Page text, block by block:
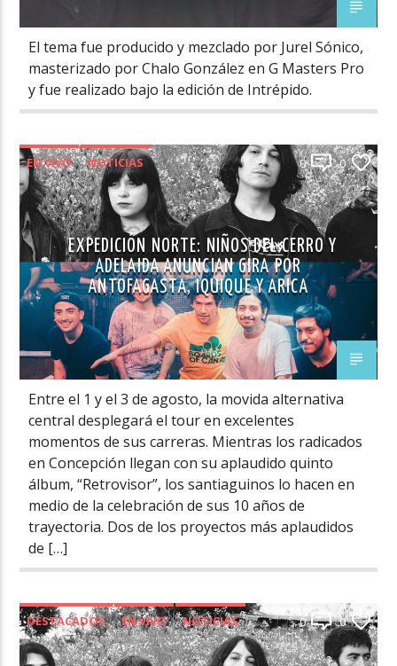
El tema fue producido y mezclado por Jurel Sónico,
masterizado por Chalo González en G Masters Pro
y fue realizado bajo la edición de Intrépido.
EN VIVO NOTICIAS 0 0
EXPEDICIÓN NORTE: NIÑOS DEL CERRO Y
ADELAIDA ANUNCIAN GIRA POR
ANTOFAGASTA, IQUIQUE Y ARICA
Entre el 1 y el 3 de agosto, la movida alternativa
central desplegará el tour en excelentes
momentos de sus carreras. Mientras los radicados
en Concepción llegan con su aplaudido quinto
álbum, “Retrovisor”, los santiaguinos lo hacen en
medio de la celebración de sus 10 años de
trayectoria. Dos de los proyectos más aplaudidos
de […]
DESTACADOS EN VIVO NOTICIAS 0 0